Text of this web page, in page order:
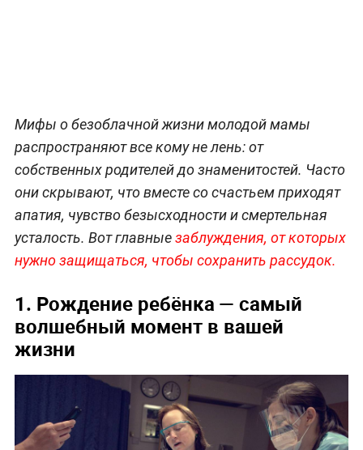
Мифы о безоблачной жизни молодой мамы
распространяют все кому не лень: от
собственных родителей до знаменитостей. Часто
они скрывают, что вместе со счастьем приходят
апатия, чувство безысходности и смертельная
усталость. Вот главныезаблуждения, от которых
нужно защищаться, чтобы сохранить рассудок.
1. Рождение ребёнка — самый
волшебный момент в вашей
жизни